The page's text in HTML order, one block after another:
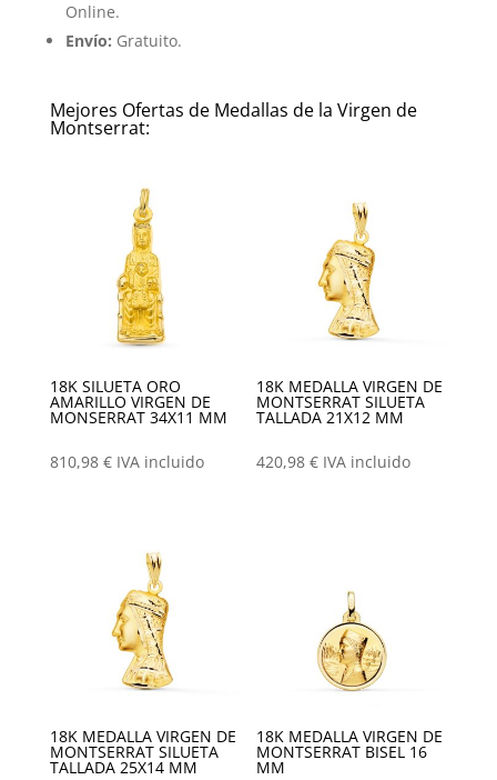
Online.
Envío: Gratuito.
Mejores Ofertas de Medallas de la Virgen de
Montserrat:
18K SILUETA ORO
AMARILLO VIRGEN DE
MONSERRAT 34X11 MM
810,98 € IVA incluido
18K MEDALLA VIRGEN DE
MONTSERRAT SILUETA
TALLADA 21X12 MM
420,98€ IVA incluido
18K MEDALLA VIRGEN DE
MONTSERRAT SILUETA
TALLADA 25X14 MM
18K MEDALLA VIRGEN DE
MONTSERRAT BISEL 16
MM